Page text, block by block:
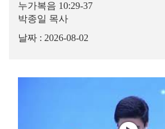
누가복음 10:29-37
박종일 목사
날짜 : 2026-08-02